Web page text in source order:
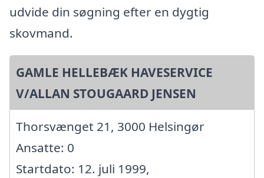
udvide din søgning efter en dygtig
skovmand.
GAMLE HELLEBÆK HAVESERVICE
V/ALLAN STOUGAARD JENSEN
Thorsvænget 21, 3000 Helsingør
Ansatte: 0
Startdato: 12. juli 1999,